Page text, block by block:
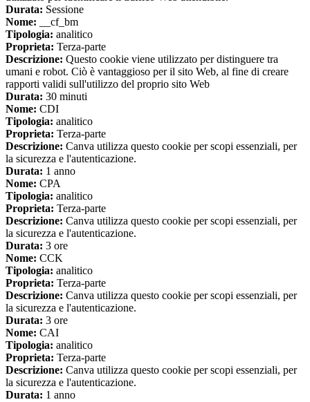
Durata: Sessione
Nome: __cf_bm
Tipologia: analitico
Proprieta: Terza-parte
Descrizione: Questo cookie viene utilizzato per distinguere tra
umani e robot. Ciò è vantaggioso per il sito Web, al fine di creare
rapporti validi sull'utilizzo del proprio sito Web
Durata: 30 minuti
Nome: CDI
Tipologia: analitico
Proprieta: Terza-parte
Descrizione: Canva utilizza questo cookie per scopi essenziali, per
la sicurezza e l'autenticazione.
Durata: 1 anno
Nome: CPA
Tipologia: analitico
Proprieta: Terza-parte
Descrizione: Canva utilizza questo cookie per scopi essenziali, per
la sicurezza e l'autenticazione.
Durata: 3 ore
Nome: CCK
Tipologia: analitico
Proprieta: Terza-parte
Descrizione: Canva utilizza questo cookie per scopi essenziali, per
la sicurezza e l'autenticazione.
Durata: 3 ore
Nome: CAI
Tipologia: analitico
Proprieta: Terza-parte
Descrizione: Canva utilizza questo cookie per scopi essenziali, per
la sicurezza e l'autenticazione.
Durata: 1 anno